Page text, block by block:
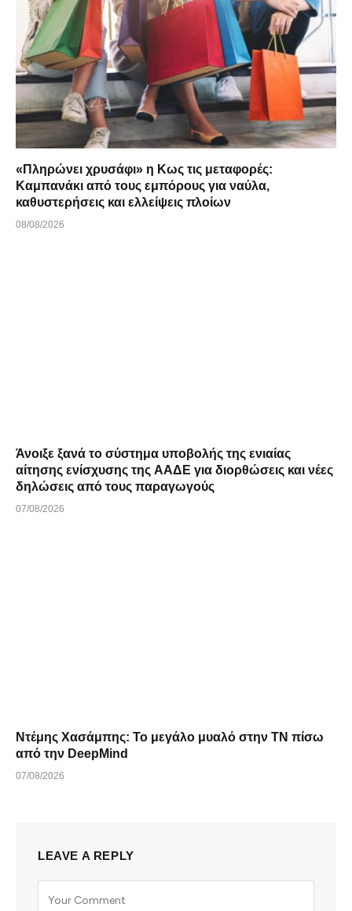
«Πληρώνει χρυσάφι» η Κως τις μεταφορές:
Καμπανάκι από τους εμπόρους για ναύλα,
καθυστερήσεις και ελλείψεις πλοίων
08/08/2026
Άνοιξε ξανά το σύστημα υποβολής της ενιαίας
αίτησης ενίσχυσης της ΑΑΔΕ για διορθώσεις και νέες
δηλώσεις από τους παραγωγούς
07/08/2026
Ντέμης Χασάμπης: Το μεγάλο μυαλό στην ΤΝ πίσω
από την DeepMind
07/08/2026
LEAVE A REPLY